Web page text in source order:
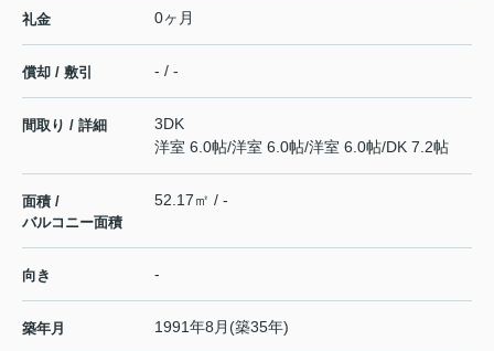
礼金 0ヶ月
償却 / 敷引 - / -
間取り / 詳細
3DK
洋室 6.0帖/洋室 6.0帖/洋室 6.0帖/DK 7.2帖
面積 /
バルコニー面積
52.17㎡ / -
向き -
築年月 1991年8月(築35年)